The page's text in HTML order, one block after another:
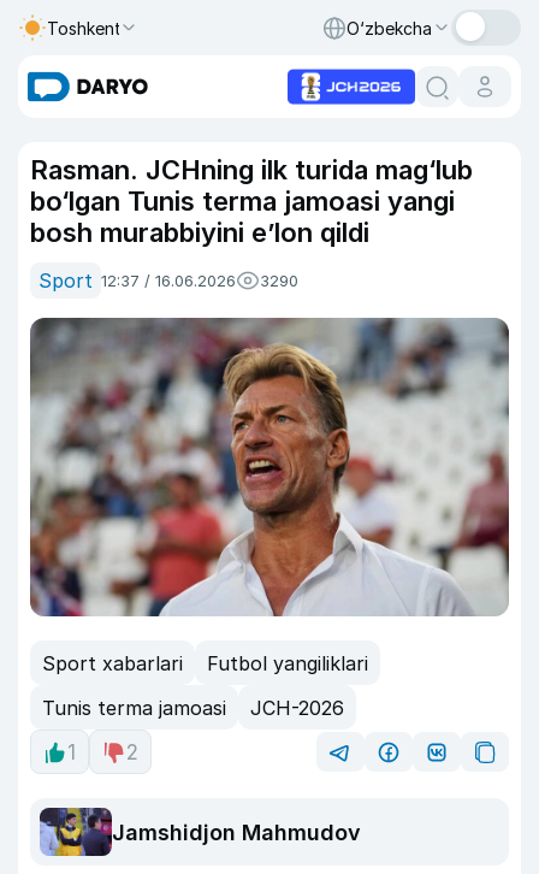
Toshkent O‘zbekcha
Rasman. JCHning ilk turida mag‘lub
bo‘lgan Tunis terma jamoasi yangi
bosh murabbiyini e’lon qildi
Sport 12:37 / 16.06.2026 3290
Sport xabarlari
Futbol yangiliklari
Tunis terma jamoasi
JCH-2026
1
2
Jamshidjon Mahmudov